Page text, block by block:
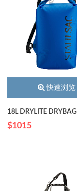
快速浏览
18L DRYLITE DRYBAG
$1015